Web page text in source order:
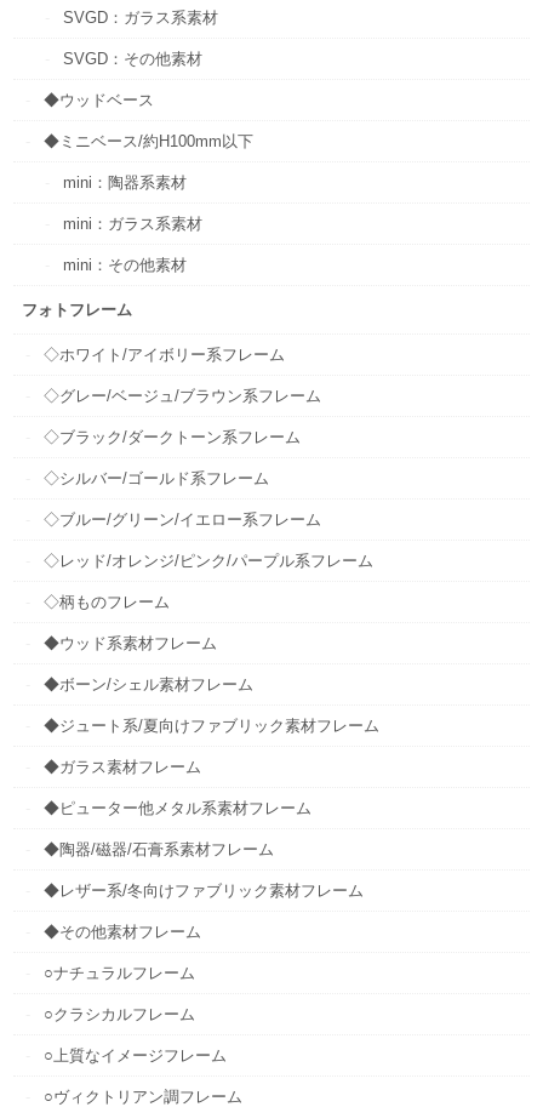
SVGD：ガラス系素材
SVGD：その他素材
◆ウッドベース
◆ミニベース/約H100mm以下
mini：陶器系素材
mini：ガラス系素材
mini：その他素材
フォトフレーム
◇ホワイト/アイボリー系フレーム
◇グレー/ベージュ/ブラウン系フレーム
◇ブラック/ダークトーン系フレーム
◇シルバー/ゴールド系フレーム
◇ブルー/グリーン/イエロー系フレーム
◇レッド/オレンジ/ピンク/パープル系フレーム
◇柄ものフレーム
◆ウッド系素材フレーム
◆ボーン/シェル素材フレーム
◆ジュート系/夏向けファブリック素材フレーム
◆ガラス素材フレーム
◆ピューター他メタル系素材フレーム
◆陶器/磁器/石膏系素材フレーム
◆レザー系/冬向けファブリック素材フレーム
◆その他素材フレーム
○ナチュラルフレーム
○クラシカルフレーム
○上質なイメージフレーム
○ヴィクトリアン調フレーム